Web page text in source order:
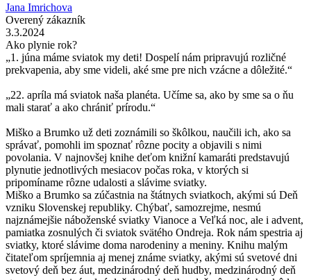
Jana Imrichova
Overený zákazník
3.3.2024
Ako plynie rok?
„1. júna máme sviatok my deti! Dospelí nám pripravujú rozličné
prekvapenia, aby sme videli, aké sme pre nich vzácne a dôležité.“
„22. apríla má sviatok naša planéta. Učíme sa, ako by sme sa o ňu
mali starať a ako chrániť prírodu.“
Miško a Brumko už deti zoznámili so škôlkou, naučili ich, ako sa
správať, pomohli im spoznať rôzne pocity a objavili s nimi
povolania. V najnovšej knihe deťom knižní kamaráti predstavujú
plynutie jednotlivých mesiacov počas roka, v ktorých si
pripomíname rôzne udalosti a slávime sviatky.
Miško a Brumko sa zúčastnia na štátnych sviatkoch, akými sú Deň
vzniku Slovenskej republiky. Chýbať, samozrejme, nesmú
najznámejšie náboženské sviatky Vianoce a Veľká noc, ale i advent,
pamiatka zosnulých či sviatok svätého Ondreja. Rok nám spestria aj
sviatky, ktoré slávime doma narodeniny a meniny. Knihu malým
čitateľom spríjemnia aj menej známe sviatky, akými sú svetové dni
svetový deň bez áut, medzinárodný deň hudby, medzinárodný deň